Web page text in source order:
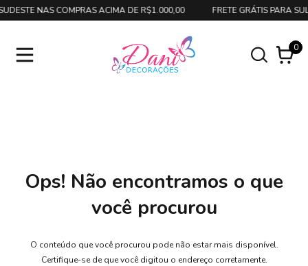
NAS COMPRAS ACIMA DE R$1.000,00 FRETE GRÁTIS PARA
0
Ops! Não encontramos o que
você procurou
O conteúdo que você procurou pode não estar mais disponível.
Certifique-se de que você digitou o endereço corretamente.